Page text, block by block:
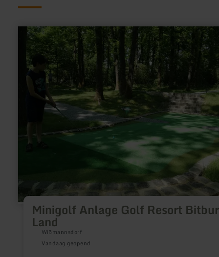
Minigolf Anlage Golf Resort
Land
Wißmannsdorf
Vandaag geopend
meer
informatie
over:
Minigolf
Anlage
Golf
Resort
Bitburger